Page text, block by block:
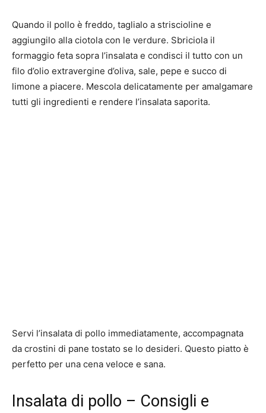
Quando il pollo è freddo, taglialo a striscioline e
aggiungilo alla ciotola con le verdure. Sbriciola il
formaggio feta sopra l’insalata e condisci il tutto con un
filo d’olio extravergine d’oliva, sale, pepe e succo di
limone a piacere. Mescola delicatamente per amalgamare
tutti gli ingredienti e rendere l’insalata saporita.
Servi l’insalata di pollo immediatamente, accompagnata
da crostini di pane tostato se lo desideri. Questo piatto è
perfetto per una cena veloce e sana.
Insalata di pollo – Consigli e